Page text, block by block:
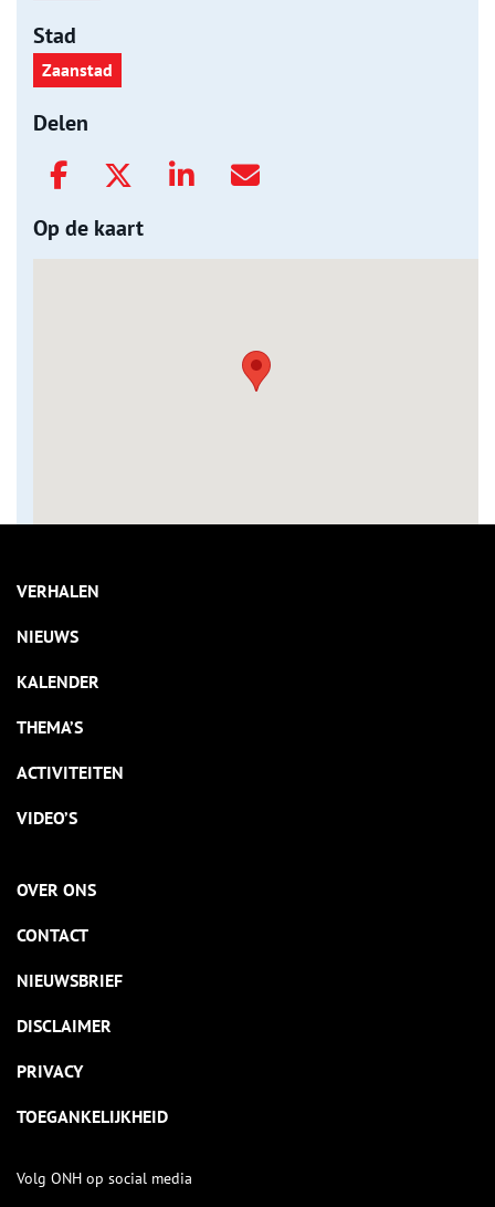
Stad
Zaanstad
Delen
Op de kaart
VERHALEN
NIEUWS
KALENDER
THEMA’S
ACTIVITEITEN
VIDEO’S
OVER ONS
CONTACT
NIEUWSBRIEF
DISCLAIMER
PRIVACY
TOEGANKELIJKHEID
Volg ONH op social media